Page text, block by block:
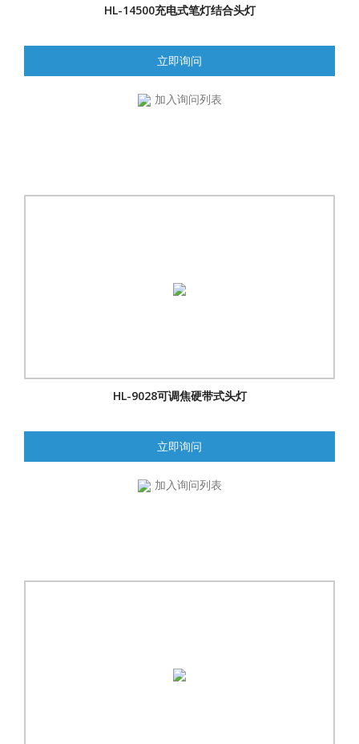
HL-14500充电式笔灯结合头灯
立即询问
加入询问列表
HL-9028可调焦硬带式头灯
立即询问
加入询问列表